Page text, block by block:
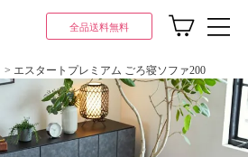
全品送料無料
エスタートプレミアム ごろ寝ソファ200